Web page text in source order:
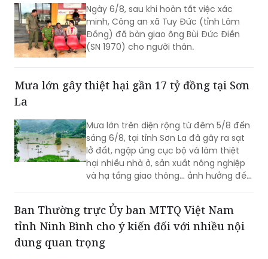
Ngày 6/8, sau khi hoàn tất việc xác
minh, Công an xã Tuy Đức (tỉnh Lâm
Đồng) đã bàn giao ông Bùi Đức Điền
(SN 1970) cho người thân.
Mưa lớn gây thiệt hại gần 17 tỷ đồng tại Sơn
La
Mưa lớn trên diện rộng từ đêm 5/8 đến
sáng 6/8, tại tỉnh Sơn La đã gây ra sạt
lở đất, ngập úng cục bộ và làm thiệt
hại nhiều nhà ở, sản xuất nông nghiệp
và hạ tầng giao thông… ảnh hưởng đến
Ban Thường trực Ủy ban MTTQ Việt Nam
tỉnh Ninh Bình cho ý kiến đối với nhiều nội
dung quan trọng